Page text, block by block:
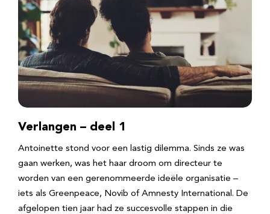
Verlangen – deel 1
Antoinette stond voor een lastig dilemma. Sinds ze was
gaan werken, was het haar droom om directeur te
worden van een gerenommeerde ideële organisatie –
iets als Greenpeace, Novib of Amnesty International. De
afgelopen tien jaar had ze succesvolle stappen in die